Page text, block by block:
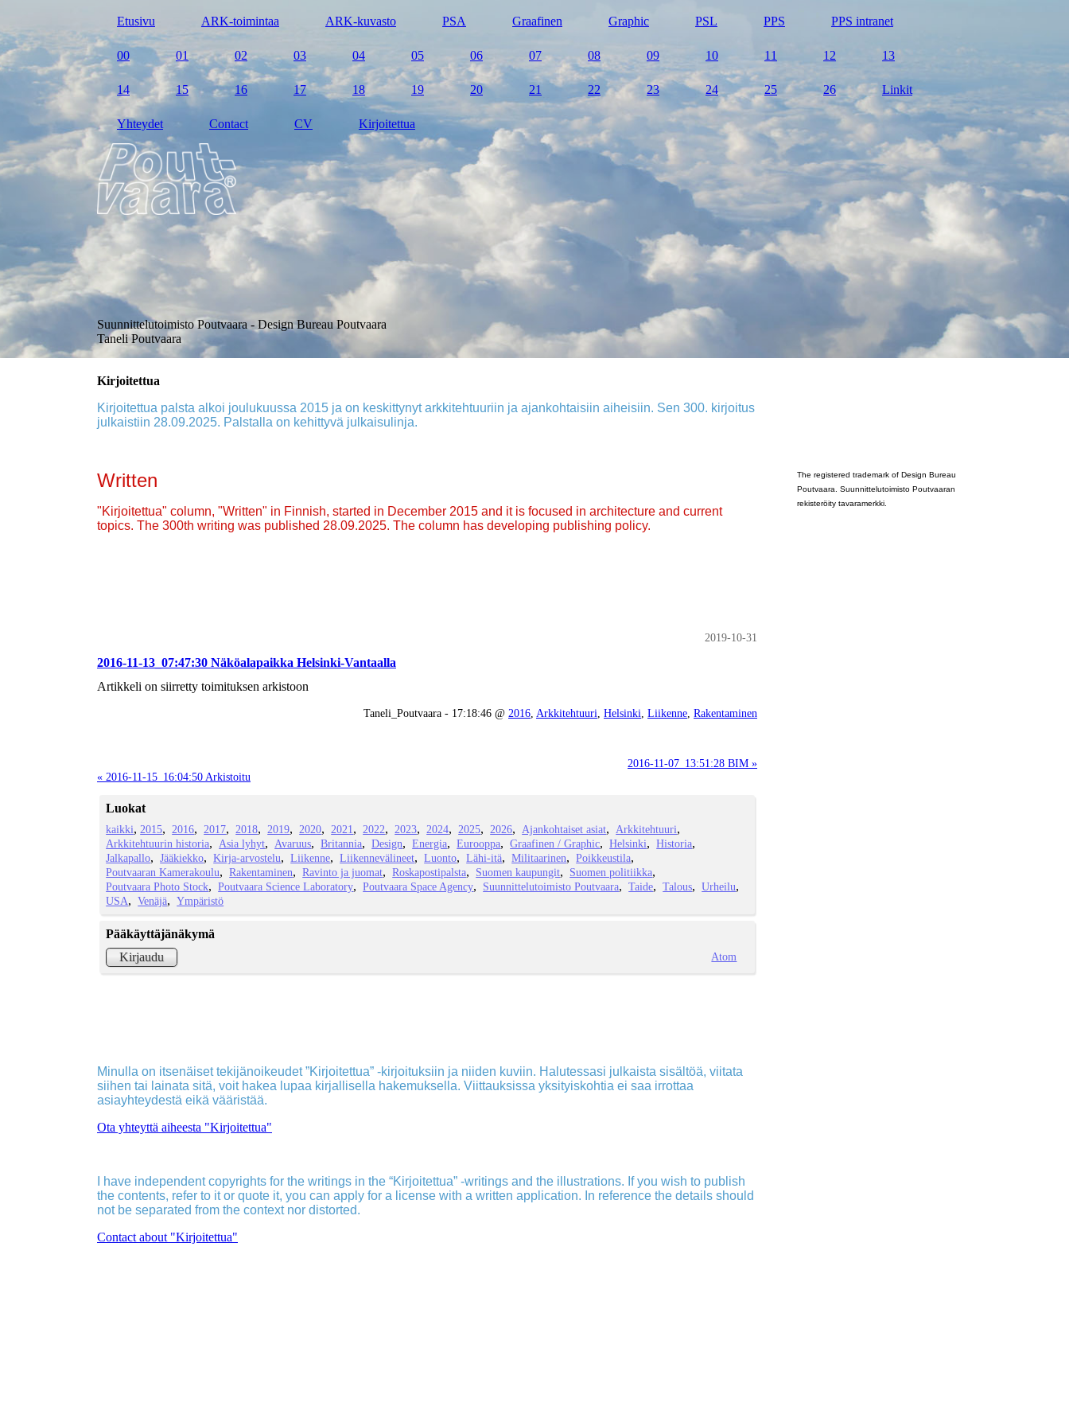
Etusivu ARK-toimintaa ARK-kuvasto PSA Graafinen Graphic PSL PPS PPS intranet
00 01 02 03 04 05 06 07 08 09 10 11 12 13
14 15 16 17 18 19 20 21 22 23 24 25 26 Linkit
Yhteydet Contact CV Kirjoitettua
Suunnittelutoimisto Poutvaara - Design Bureau Poutvaara
Taneli Poutvaara
Kirjoitettua
Kirjoitettua palsta alkoi joulukuussa 2015 ja on keskittynyt arkkitehtuuriin ja ajankohtaisiin aiheisiin. Sen 300. kirjoitus
julkaistiin 28.09.2025. Palstalla on kehittyvä julkaisulinja.
Written
"Kirjoitettua" column, "Written" in Finnish, started in December 2015 and it is focused in architecture and current
topics. The 300th writing was published 28.09.2025. The column has developing publishing policy.
2019-10-31
2016-11-13_07:47:30 Näköalapaikka Helsinki-Vantaalla
Artikkeli on siirretty toimituksen arkistoon
Taneli_Poutvaara - 17:18:46 @ 2016 Arkkitehtuuri Helsinki Liikenne Rakentaminen
2016-11-07_13:51:28 BIM »
« 2016-11-15_16:04:50 Arkistoitu
Luokat
kaikki 2015 2016 2017 2018 2019 2020 2021 2022 2023 2024 2025 2026 Ajankohtaiset asiat
Arkkitehtuuri
Arkkitehtuurin historia
Asia lyhyt Avaruus Britannia Design Energia Eurooppa Graafinen / Graphic Helsinki
Historia
Jalkapallo
Jääkiekko Kirja-arvostelu Liikenne Liikennevälineet Luonto Lähi-itä Militaarinen
Poikkeustila
Poutvaaran Kamerakoulu
Rakentaminen Ravinto ja juomat Roskapostipalsta Suomen kaupungit
Suomen politiikka
Poutvaara Photo Stock
Poutvaara Science Laboratory Poutvaara Space Agency Suunnittelutoimisto Poutvaara Taide Talous
Urheilu
USA
Venäjä Ympäristö
Pääkäyttäjänäkymä
Kirjaudu
Atom
Minulla on itsenäiset tekijänoikeudet ”Kirjoitettua” -kirjoituksiin ja niiden kuviin. Halutessasi julkaista sisältöä, viitata
siihen tai lainata sitä, voit hakea lupaa kirjallisella hakemuksella. Viittauksissa yksityiskohtia ei saa irrottaa
asiayhteydestä eikä vääristää.
Ota yhteyttä aiheesta "Kirjoitettua"
I have independent copyrights for the writings in the “Kirjoitettua” -writings and the illustrations. If you wish to publish
the contents, refer to it or quote it, you can apply for a license with a written application. In reference the details should
not be separated from the context nor distorted.
Contact about "Kirjoitettua"
The registered trademark of Design Bureau
Poutvaara. Suunnittelutoimisto Poutvaaran
rekisteröity tavaramerkki.